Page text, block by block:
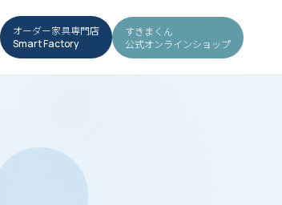
オーダー家具専門店
Smart Factory
すきまくん
公式オンラインショップ